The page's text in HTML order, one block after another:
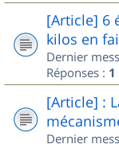
[Article] 6
kilos en
Dernier
Réponses : 1
[Article] :
Dernier